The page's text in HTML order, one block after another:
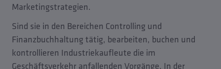
Marketingstrategien.
Sind sie in den Bereichen Controlling und
Finanzbuchhaltung tätig, bearbeiten, buchen und
kontrollieren Industriekaufleute die im
Geschäftsverkehr anfallenden Vorgänge. In der